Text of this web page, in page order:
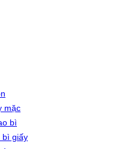
mặc
bì
bì giấy